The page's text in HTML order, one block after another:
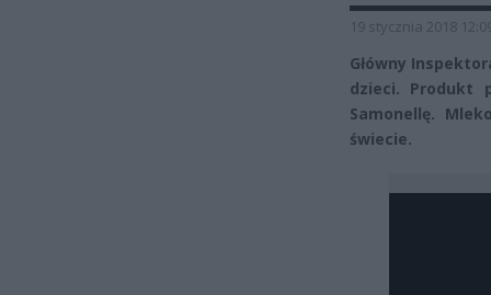
19 stycznia 2018
Główny
dzieci. Produkt
Samonellę.
świecie.